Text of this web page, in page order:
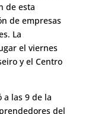
de esta
de empresas
La
el viernes
y el Centro
a las 9 de la
del